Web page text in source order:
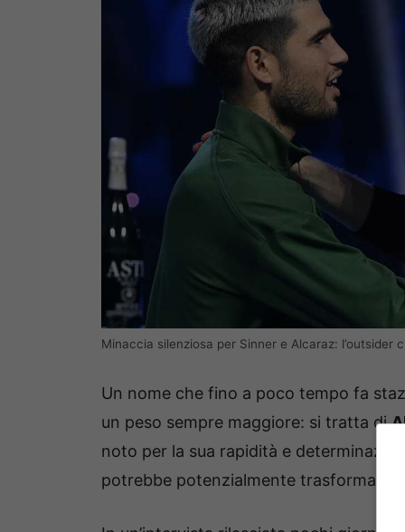
Minaccia silenziosa per Sinner e Alcaraz:
Un nome che fino a poco tempo fa
un peso sempre maggiore: si tratta di
noto per la sua rapidità e
potrebbe potenzialmente trasformarlo